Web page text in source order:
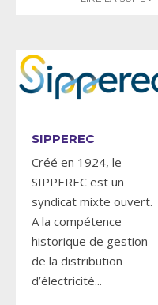
SIPPEREC
Créé en 1924, le
SIPPEREC est un
syndicat mixte ouvert.
A la compétence
historique de gestion
de la distribution
d’électricité...